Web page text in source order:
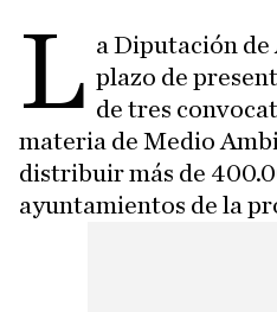
L a Diputación de
plazo de
de tres
materia de Medio
distribuir más de
ayuntamientos de la